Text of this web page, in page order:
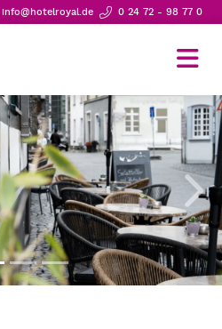
info@hotelroyal.de 0 24 72 - 98 77 0